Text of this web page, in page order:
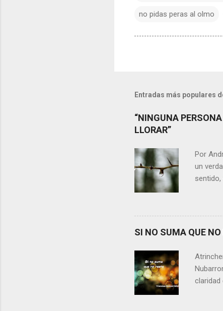
no pidas peras al olmo
Entradas más populares
“NINGUNA
LLORAR”
Por
un
Si
SI NO SUMA QUE NO
claridad